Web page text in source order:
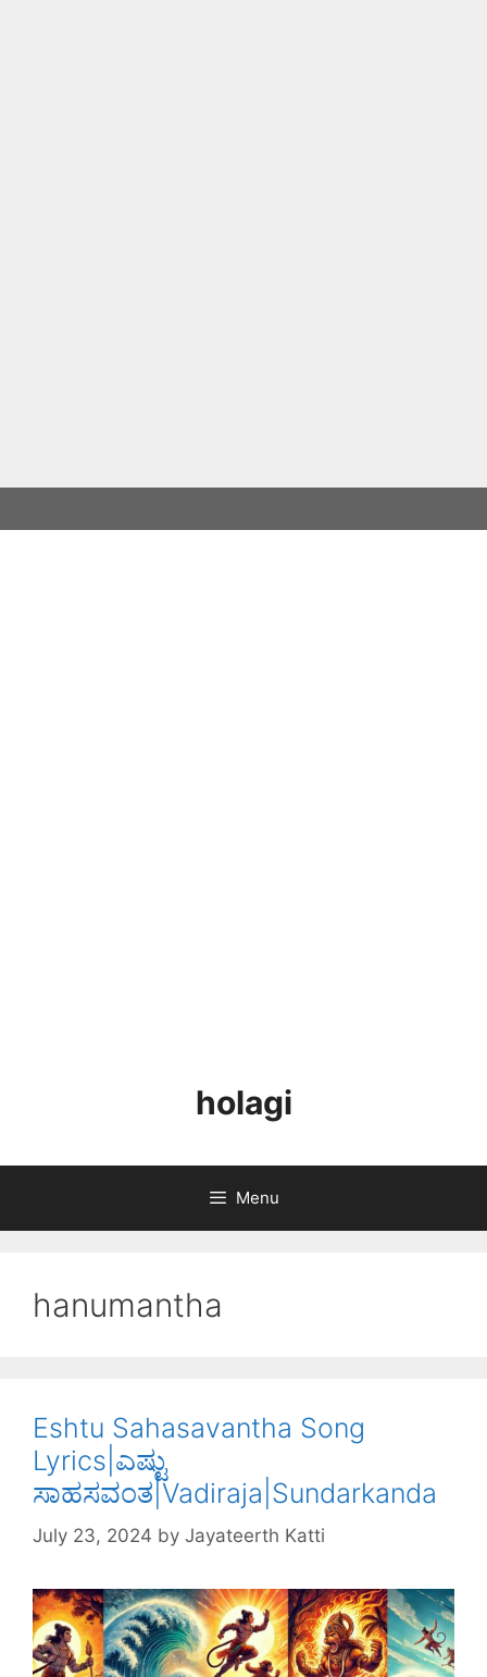
holagi
Menu
hanumantha
Eshtu Sahasavantha Song
Lyrics|ಎಷ್ಟು
ಸಾಹಸವಂತ|Vadiraja|Sundarkanda
July 23, 2024 by Jayateerth Katti